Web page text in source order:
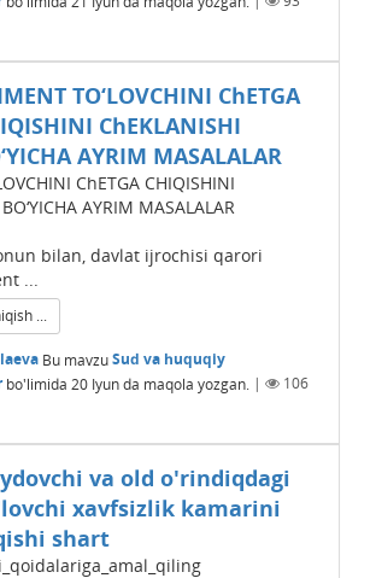
TO‘LOVCHINI ChЕTGA
ChЕKLANISHI
AYRIM MASALALAR
ChЕTGA CHIQISHINI
AYRIM MASALALAR
bilan, davlat ijrochisi qarori
...
...
Bu mavzuSud va huquqiy
bo'limida 20 Iyunda maqola yozgan. |
106
va old o'rindiqdagi
xavfsizlik kamarini
shart